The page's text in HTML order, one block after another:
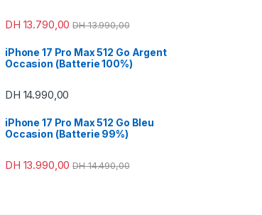
DH 13.790,00 DH13.990,00
iPhone 17 Pro Max 512 Go Argent
Occasion (Batterie 100%)
DH 14.990,00
iPhone 17 Pro Max 512 Go Bleu
Occasion (Batterie 99%)
DH 13.990,00 DH14.490,00